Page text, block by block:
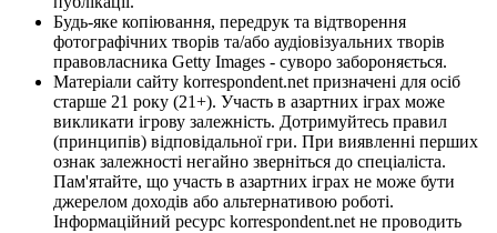
Будь-яке копіювання, передрук та відтворення
фотографічних творів та/або аудіовізуальних творів
правовласника Getty Images - суворо забороняється.
Матеріали сайту korrespondent.net призначені для осіб
старше 21 року (21+). Участь в азартних іграх може
викликати ігрову залежність. Дотримуйтесь правил
(принципів) відповідальної гри. При виявленні перших
ознак залежності негайно зверніться до спеціаліста.
Пам'ятайте, що участь в азартних іграх не може бути
джерелом доходів або альтернативою роботі.
Інформаційний ресурс korrespondent.net не проводить